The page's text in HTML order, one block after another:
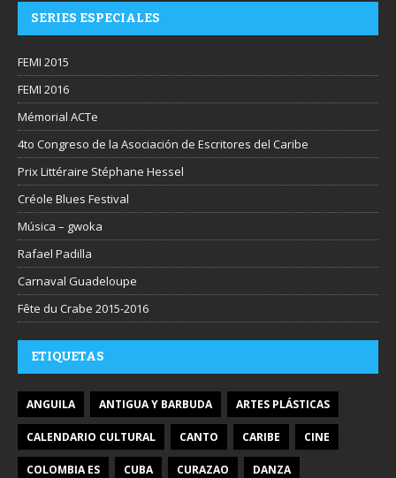
SERIES ESPECIALES
FEMI 2015
FEMI 2016
Mémorial ACTe
4to Congreso de la Asociación de Escritores del Caribe
Prix Littéraire Stéphane Hessel
Créole Blues Festival
Música – gwoka
Rafael Padilla
Carnaval Guadeloupe
Fête du Crabe 2015-2016
ETIQUETAS
ANGUILA ANTIGUA Y BARBUDA ARTES PLÁSTICAS
CALENDARIO CULTURAL CANTO CARIBE CINE
COLOMBIA ES CUBA CURAZAO DANZA